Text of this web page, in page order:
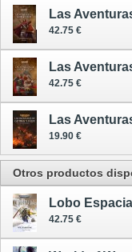
42.75 €
42.75 €
Las
19.90 €
Otros productos
Lobo
42.75 €